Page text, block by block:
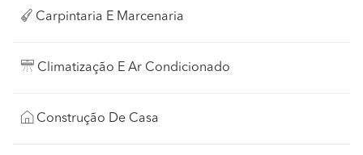
Carpintaria E Marcenaria
Climatização E Ar Condicionado
Construção De Casa